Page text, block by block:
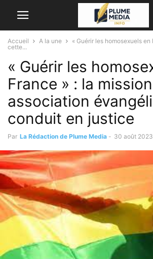
Accueil A la une
« Guérir les homosexuels
cette...
« Guérir les
France » : la
association
conduit en justice
Par La Rédaction de Plume Media - 30 août 2023